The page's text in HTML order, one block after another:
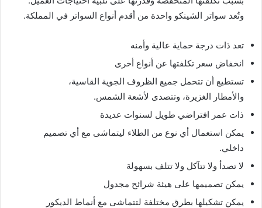
وتُعد سواتر الشينكو واحدة من أقدم أنواع السواتر في المملكة.
تعد ذات درجة حماية عالية وأمنه
انخفاض سعر تكلفتها عن أنواع أخرى
تستطيع أن تتحمل جميع الظروف الجوية القاسية،
والأمطار الغزيرة، وتتصدى لأشعة الشمس.
ذات عمر افتراضي طويل لسنوات عديدة
يمكن استعمال أي نوع من الطلاء ليتماشى مع أي تصميم
داخلي.
لا تصدأ ولا تتآكل ولا تتلف بسهولة
يمكن تصميمها على هيئة شرائح مجدول
يمكن تشكيلها بطرق مختلفة لتتماشى مع أنماط الديكور